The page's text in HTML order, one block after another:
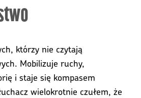
którzy nie czytają
Mobilizuje ruchy,
i staje się kompasem
wielokrotnie czułem, że